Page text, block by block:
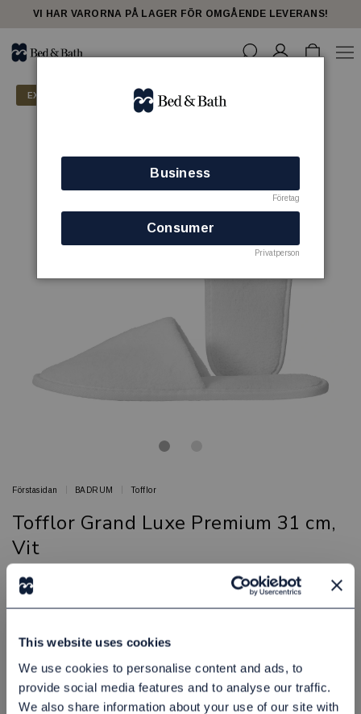
This website uses cookies
We use cookies to personalise content and ads, to
provide social media features and to analyse our traffic.
We also share information about your use of our site with
VI HAR VARORNA PÅ LAGER FÖR OMGÅENDE LEVERANS!
EXKLUSIV
Förstasidan BADRUM Tofflor
Tofflor Grand Luxe Premium 31 cm,
Vit
Komfort och lyx för hotellgästen
BED & BATH
Minsta beställning: 100 st
Finns i lager
Exkl. moms: 23,00 kr
Business
Företag
Consumer
Privatperson